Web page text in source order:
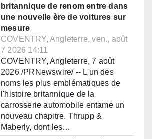
britannique de renom entre dans
une nouvelle ère de voitures sur
mesure
COVENTRY, Angleterre, ven., août
7 2026 14:11
COVENTRY, Angleterre, 7 août
2026 /PRNewswire/ -- L'un des
noms les plus emblématiques de
l'histoire britannique de la
carrosserie automobile entame un
nouveau chapitre. Thrupp &
Maberly, dont les…